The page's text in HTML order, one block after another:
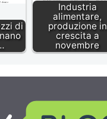
di
Industria
alimentare,
produzione in
crescita a
novembre